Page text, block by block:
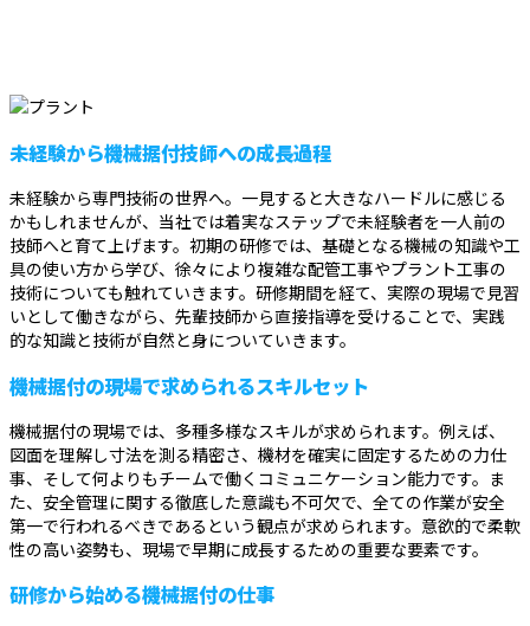
未経験から機械据付技師への成長過程
未経験から専門技術の世界へ。一見すると大きなハードルに感じる
かもしれませんが、当社では着実なステップで未経験者を一人前の
技師へと育て上げます。初期の研修では、基礎となる機械の知識や工
具の使い方から学び、徐々により複雑な配管工事やプラント工事の
技術についても触れていきます。研修期間を経て、実際の現場で見習
いとして働きながら、先輩技師から直接指導を受けることで、実践
的な知識と技術が自然と身についていきます。
機械据付の現場で求められるスキルセット
機械据付の現場では、多種多様なスキルが求められます。例えば、
図面を理解し寸法を測る精密さ、機材を確実に固定するための力仕
事、そして何よりもチームで働くコミュニケーション能力です。ま
た、安全管理に関する徹底した意識も不可欠で、全ての作業が安全
第一で行われるべきであるという観点が求められます。意欲的で柔軟
性の高い姿勢も、現場で早期に成長するための重要な要素です。
研修から始める機械据付の仕事